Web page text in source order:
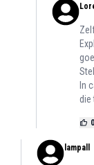
In
die
0
lampall